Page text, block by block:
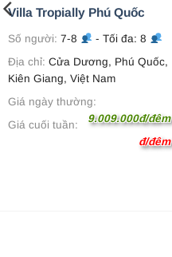
Villa Tropially Phú Quốc
Số người: 7-8
- Tối đa: 8
Địa chỉ: Cửa Dương, Phú Quốc,
Kiên Giang, Việt Nam
Giá ngày thường:
9.009.000đ/đêm
Giá cuối tuần:
đ/đêm